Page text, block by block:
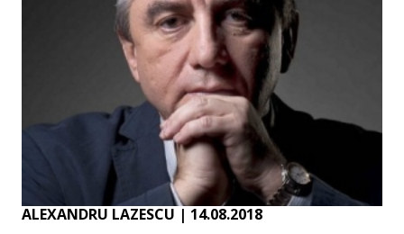
ALEXANDRU LAZESCU | 14.08.2018